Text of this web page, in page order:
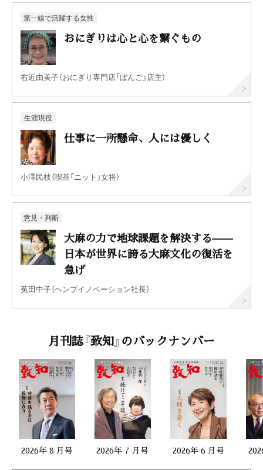
第一線で活躍する女性
おにぎりは心と心を繋ぐもの
右近由美子（おにぎり専門店「ぼんご」店主）
生涯現役
仕事に一所懸命、人には優しく
小澤民枝（喫茶「ニット」女将）
意見・判断
大麻の力で地球課題を解決する——
日本が世界に誇る大麻文化の復活を
急げ
菟田中子（ヘンプイノベーション社長）
月刊誌『致知』のバックナンバー
2026年 8 月号 2026年 7 月号 2026年 6 月号